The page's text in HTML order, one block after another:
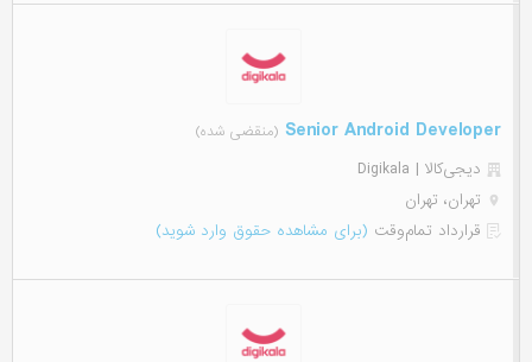
Senior Android Developer (منقضی شده)
دیجی‌‌کالا | Digikala
تهران، تهران
قرارداد تمام‌وقت (برای مشاهده حقوق وارد شوید)